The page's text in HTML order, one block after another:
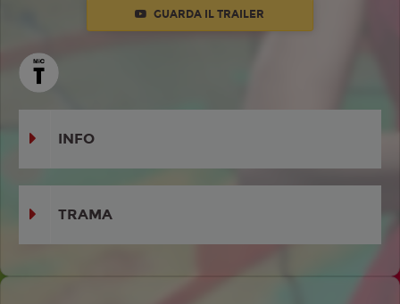
GUARDA IL TRAILER
INFO
TRAMA